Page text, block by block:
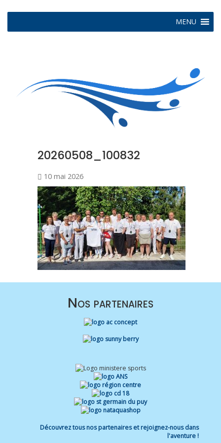
MENU
20260508_100832
10 mai 2026
Nos partenaires
Découvrez tous nos partenaires et rejoignez-nous dans
l'aventure !